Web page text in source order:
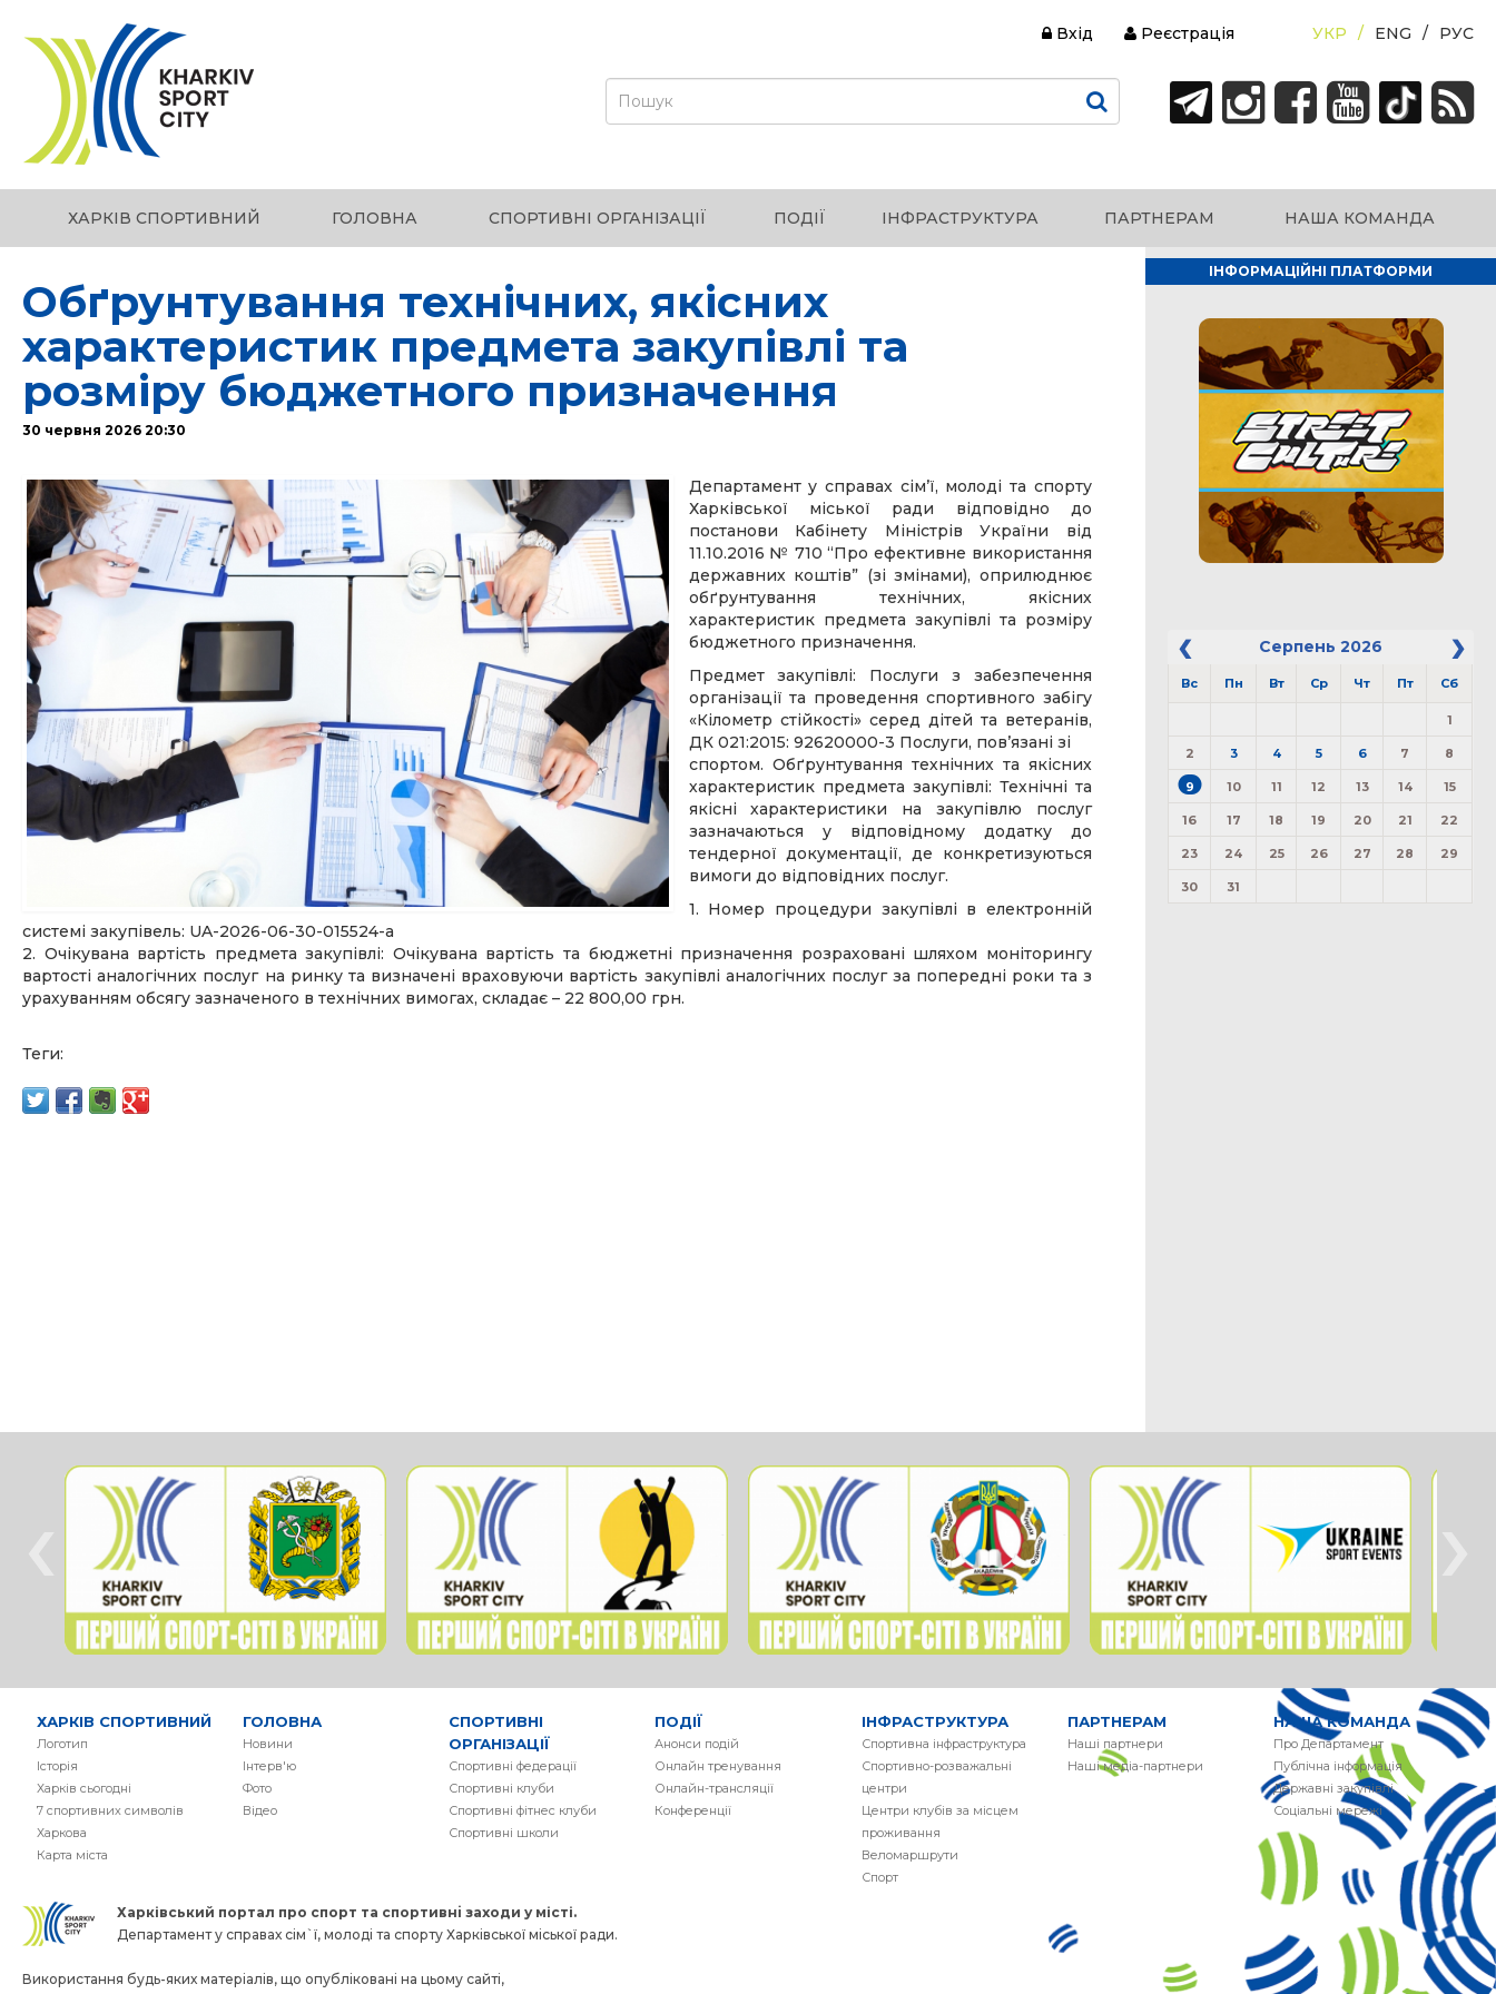
РУС
ENG
УКР
Реєстрація
Вхід
ХАРКІВ СПОРТИВНИЙ ГОЛОВНА СПОРТИВНІ ОРГАНІЗАЦІЇ ПОДІЇ ІНФРАСТРУКТУРА ПАРТНЕРАМ НАША КОМАНДА
Обґрунтування технічних, якісних
характеристик предмета закупівлі та
розміру бюджетного призначення
30 червня 2026 20:30
Департамент у справах сім’ї, молоді та спорту
Харківської міської ради відповідно до
постанови Кабінету Міністрів України від
11.10.2016 № 710 “Про ефективне використання
державних коштів” (зі змінами), оприлюднює
обґрунтування технічних, якісних
характеристик предмета закупівлі та розміру
бюджетного призначення.
Предмет закупівлі: Послуги з забезпечення
організації та проведення спортивного забігу
«Кілометр стійкості» серед дітей та ветеранів,
ДК 021:2015: 92620000-3 Послуги, пов’язані зі
спортом. Обґрунтування технічних та якісних
характеристик предмета закупівлі: Технічні та
якісні характеристики на закупівлю послуг
зазначаються у відповідному додатку до
тендерної документації, де конкретизуються
вимоги до відповідних послуг.
1. Номер процедури закупівлі в електронній
системі закупівель: UA-2026-06-30-015524-a
2. Очікувана вартість предмета закупівлі: Очікувана вартість та бюджетні призначення розраховані шляхом моніторингу
вартості аналогічних послуг на ринку та визначені враховуючи вартість закупівлі аналогічних послуг за попередні роки та з
урахуванням обсягу зазначеного в технічних вимогах, складає – 22 800,00 грн.
Теги:
ІНФОРМАЦІЙНІ ПЛАТФОРМИ
Серпень 2026
Вс Пн Вт Ср Чт Пт Сб
1
2 3 4 5 6 7 8
9 10 11 12 13 14 15
16 17 18 19 20 21 22
23 24 25 26 27 28 29
30 31
ХАРКІВ СПОРТИВНИЙ
Логотип
Історія
Харків сьогодні
7 спортивних символів
Харкова
Карта міста
ГОЛОВНА
Новини
Інтерв'ю
Фото
Вiдео
СПОРТИВНІ
ОРГАНІЗАЦІЇ
Спортивні федерації
Спортивні клуби
Спортивні фітнес клуби
Спортивні школи
ПОДІЇ
Анонси подій
Онлайн тренування
Онлайн-трансляції
Конференції
ІНФРАСТРУКТУРА
Спортивна інфраструктура
Спортивно-розважальні
центри
Центри клубів за місцем
проживання
Веломаршрути
Спорт
ПАРТНЕРАМ
Наші партнери
Наші медіа-партнери
НАША КОМАНДА
Про Департамент
Публічна інформація
Державні закупівлі
Соціальні мережі
Харківський портал про спорт та спортивнi заходи у місті.
Департамент у справах сім`ї, молоді та спорту Харківської міської ради.
Використання будь-яких матеріалів, що опубліковані на цьому сайті,